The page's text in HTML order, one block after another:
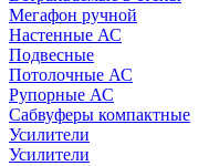
Мегафон ручной
Настенные АС
Подвесные
Потолочные АС
Рупорные АС
Сабвуферы компактные
Усилители
Усилители